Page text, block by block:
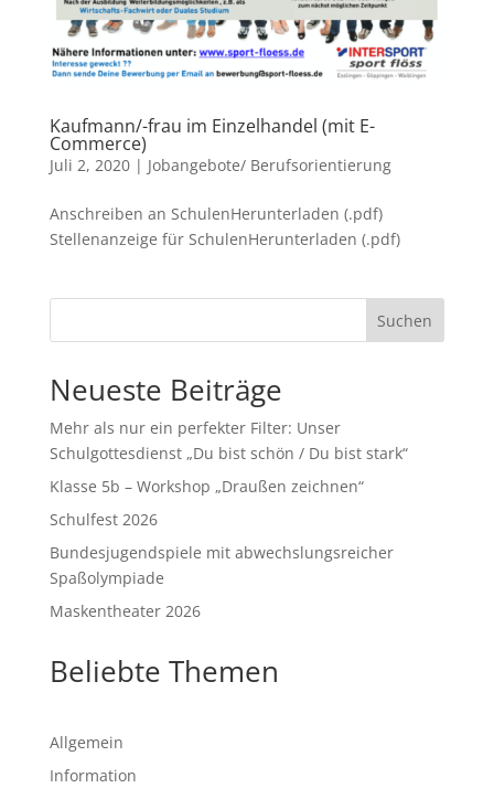
Kaufmann/-frau im Einzelhandel (mit E-
Commerce)
Juli 2, 2020| Jobangebote/ Berufsorientierung
Anschreiben an SchulenHerunterladen (.pdf)
Stellenanzeige für SchulenHerunterladen (.pdf)
Suchen
Neueste Beiträge
Mehr als nur ein perfekter Filter: Unser
Schulgottesdienst „Du bist schön / Du bist stark“
Klasse 5b – Workshop „Draußen zeichnen“
Schulfest 2026
Bundesjugendspiele mit abwechslungsreicher
Spaßolympiade
Maskentheater 2026
Beliebte Themen
Allgemein
Information